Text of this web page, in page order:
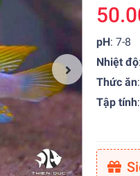
pH: 7-8
Nhiệt độ:
Thức ăn
Tập tính: